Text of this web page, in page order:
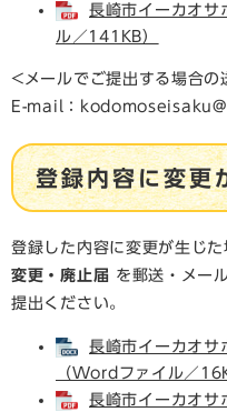
長崎市イーカオサ
ル／141KB）
<メールでご提出する場合の
E-mail：
登録内容に変更
登録した内容に変更が生じ
変更・廃止届 を郵送・メー
提出ください。
長崎市イーカオサ
（Wordファイル／
長崎市イーカオサ